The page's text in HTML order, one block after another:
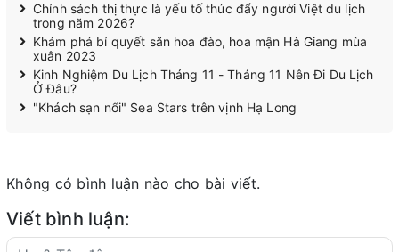
Chính sách thị thực là yếu tố thúc đẩy người Việt du lịch
trong năm 2026?
Khám phá bí quyết săn hoa đào, hoa mận Hà Giang mùa
xuân 2023
Kinh Nghiệm Du Lịch Tháng 11 - Tháng 11 Nên Đi Du Lịch
Ở Đâu?
"Khách sạn nổi" Sea Stars trên vịnh Hạ Long
Không có bình luận nào cho bài viết.
Viết bình luận: